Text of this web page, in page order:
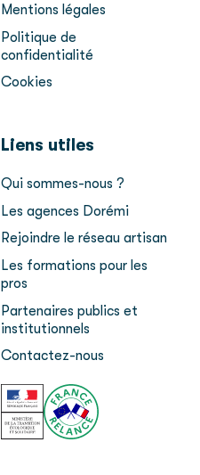
Mentions légales
Politique de
confidentialité
Cookies
Liens utiles
Qui sommes-nous ?
Les agences Dorémi
Rejoindre le réseau artisan
Les formations pour les
pros
Partenaires publics et
institutionnels
Contactez-nous